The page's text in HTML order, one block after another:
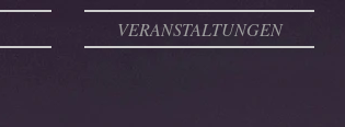
VERANSTALTUNGEN